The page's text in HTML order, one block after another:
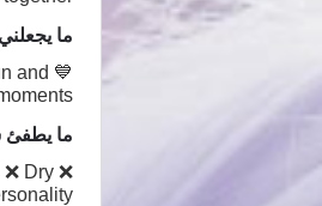
ما
and
ما يطفئ
Dry